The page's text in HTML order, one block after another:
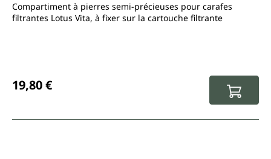
Compartiment à pierres semi-précieuses pour carafes
filtrantes Lotus Vita, à fixer sur la cartouche filtrante
19,80 €